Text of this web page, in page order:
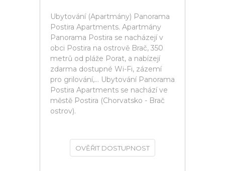
Ubytování (Apartmány) Panorama
Postira Apartments. Apartmány
Panorama Postira se nacházejí v
obci Postira na ostrově Brač, 350
metrů od pláže Porat, a nabízejí
zdarma dostupné Wi-Fi, zázemí
pro grilování,... Ubytování Panorama
Postira Apartments se nachází ve
městě Postira (Chorvatsko - Brač
ostrov).
OVĚŘIT DOSTUPNOST